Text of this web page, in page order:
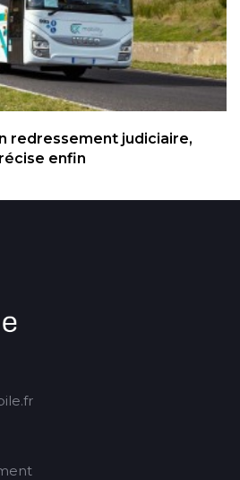
redressement judiciaire,
enfin